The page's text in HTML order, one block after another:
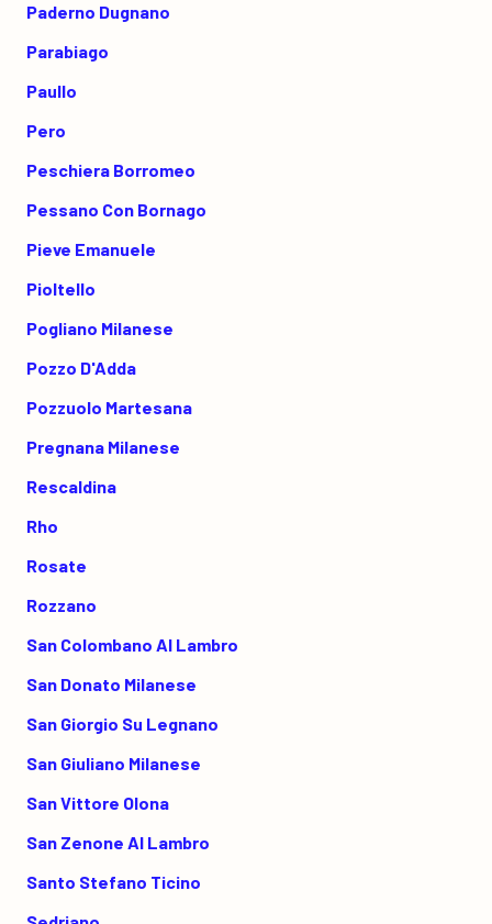
Paderno Dugnano
Parabiago
Paullo
Pero
Peschiera Borromeo
Pessano Con Bornago
Pieve Emanuele
Pioltello
Pogliano Milanese
Pozzo D'Adda
Pozzuolo Martesana
Pregnana Milanese
Rescaldina
Rho
Rosate
Rozzano
San Colombano Al Lambro
San Donato Milanese
San Giorgio Su Legnano
San Giuliano Milanese
San Vittore Olona
San Zenone Al Lambro
Santo Stefano Ticino